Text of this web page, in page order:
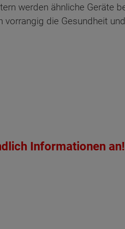
werden ähnliche Geräte
die Gesundheit
Informationen an!